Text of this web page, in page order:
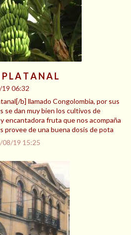
L A T A N A L
06:32
b] llamado Congolombia, por sus
se dan muy bien los cultivos de
encantadora fruta que nos acompaña
provee de una buena dosis de pota
08/19 15:25